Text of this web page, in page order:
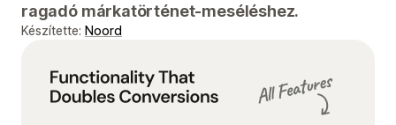
ragadó márkatörténet-meséléshez.
Készítette: Noord